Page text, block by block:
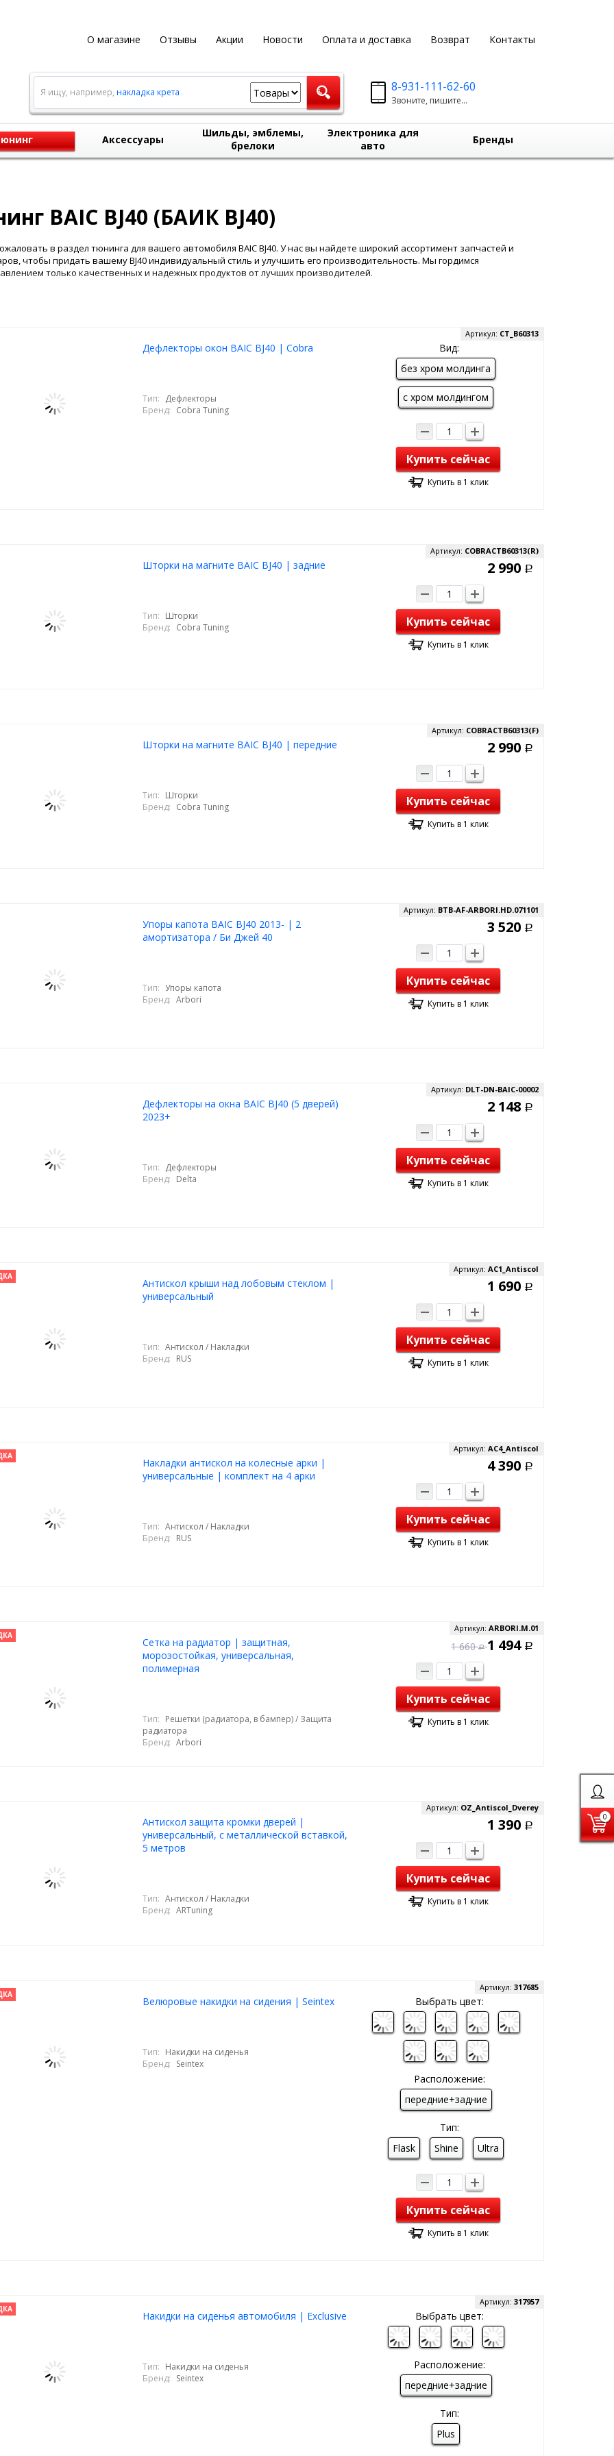
0
О магазине Отзывы Акции Новости Оплата и доставка Возврат Контакты
8-931-111-62-60
Звоните, пишите...
Я ищу, например, накладка крета
Аксессуары
Шильды, эмблемы,
брелоки
Электроника для
авто
Бренды
BAIC BJ40 (БАИК BJ40)
в раздел тюнинга для вашего автомобиля BAIC BJ40. У нас вы найдете широкий ассортимент запчастей и
чтобы придать вашему BJ40 индивидуальный стиль и улучшить его производительность. Мы гордимся
только качественных и надежных продуктов от лучших производителей.
Дефлекторы окон BAIC BJ40 | Cobra
Артикул: CT_B60313
Тип: Дефлекторы
Бренд: Cobra Tuning
Вид:
без хром молдинга
с хром молдингом
Купить сейчас
Купить в 1 клик
Шторки на магните BAIC BJ40 | задние
Артикул: COBRACTB60313(R)
Тип: Шторки
Бренд: Cobra Tuning
2 990 Р
Купить сейчас
Купить в 1 клик
Шторки на магните BAIC BJ40 | передние
Артикул: COBRACTB60313(F)
Тип: Шторки
Бренд: Cobra Tuning
2 990 Р
Купить сейчас
Купить в 1 клик
Упоры капота BAIC BJ40 2013- | 2
амортизатора / Би Джей 40
Артикул: BTB-AF-ARBORI.HD.071101
Тип: Упоры капота
Бренд: Arbori
3 520 Р
Купить сейчас
Купить в 1 клик
Дефлекторы на окна BAIC BJ40 (5 дверей)
2023+
Артикул: DLT-DN-BAIC-00002
Тип: Дефлекторы
Бренд: Delta
2 148 Р
Купить сейчас
Купить в 1 клик
Антискол крыши над лобовым стеклом |
универсальный
Артикул: AC1_Antiscol
Тип: Антискол / Накладки
Бренд: RUS
1 690 Р
Купить сейчас
Купить в 1 клик
Накладки антискол на колесные арки |
универсальные | комплект на 4 арки
Артикул: AC4_Antiscol
Тип: Антискол / Накладки
Бренд: RUS
4 390 Р
Купить сейчас
Купить в 1 клик
Cетка на радиатор | защитная,
морозостойкая, универсальная,
полимерная
Артикул: ARBORI.M.01
Тип: Решетки (радиатора, в бампер) / Защита
радиатора
Бренд: Arbori
1 660 Р 1 494 Р
Купить сейчас
Купить в 1 клик
Антискол защита кромки дверей |
универсальный, с металлической вставкой,
5 метров
Артикул: OZ_Antiscol_Dverey
Тип: Антискол / Накладки
Бренд: ARTuning
1 390 Р
Купить сейчас
Купить в 1 клик
Велюровые накидки на сидения | Seintex
Артикул: 317685
Тип: Накидки на сиденья
Бренд: Seintex
Выбрать цвет:
Расположение:
передние+задние
Тип:
Flask
Shine Ultra
Купить сейчас
Купить в 1 клик
Накидки на сиденья автомобиля | Exclusive
Артикул: 317957
Тип: Накидки на сиденья
Бренд: Seintex
Выбрать цвет:
Расположение:
передние+задние
Тип:
Plus